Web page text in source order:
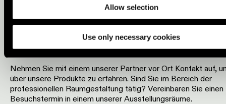
Allow selection
Use only necessary cookies
MÖCHTEN SIE MEHR ÜBER
UNSERE PRODUKTE
ERFAHREN?
Nehmen Sie mit einem unserer Partner vor Ort Kontakt auf,
über unsere Produkte zu erfahren. Sind Sie im Bereich der
professionellen Raumgestaltung tätig? Vereinbaren Sie einen
Besuchstermin in einem unserer Ausstellungsräume.